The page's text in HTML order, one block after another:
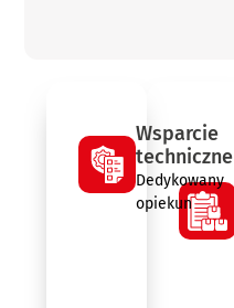
Wsparcie
techniczne
Dedykowany
opiekun